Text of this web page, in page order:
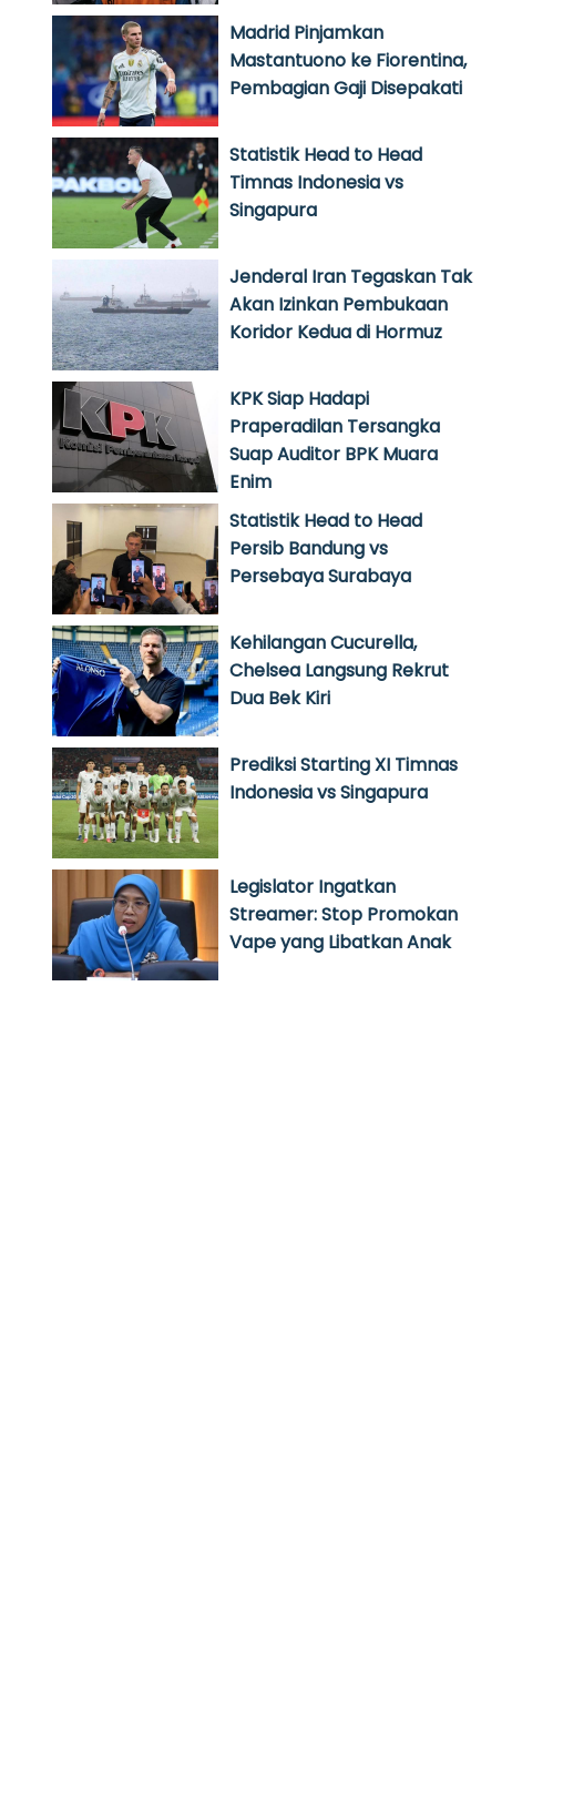
Madrid Pinjamkan
Mastantuono ke Fiorentina,
Pembagian Gaji Disepakati
Statistik Head to Head
Timnas Indonesia vs
Singapura
Jenderal Iran Tegaskan Tak
Akan Izinkan Pembukaan
Koridor Kedua di Hormuz
KPK Siap Hadapi
Praperadilan Tersangka
Suap Auditor BPK Muara
Enim
Statistik Head to Head
Persib Bandung vs
Persebaya Surabaya
Kehilangan Cucurella,
Chelsea Langsung Rekrut
Dua Bek Kiri
Prediksi Starting XI Timnas
Indonesia vs Singapura
Legislator Ingatkan
Streamer: Stop Promokan
Vape yang Libatkan Anak